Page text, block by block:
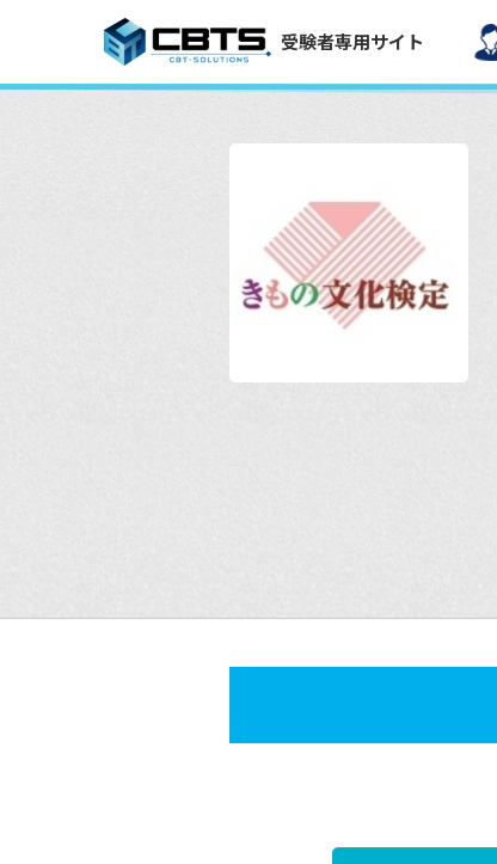
受験者専用サイト